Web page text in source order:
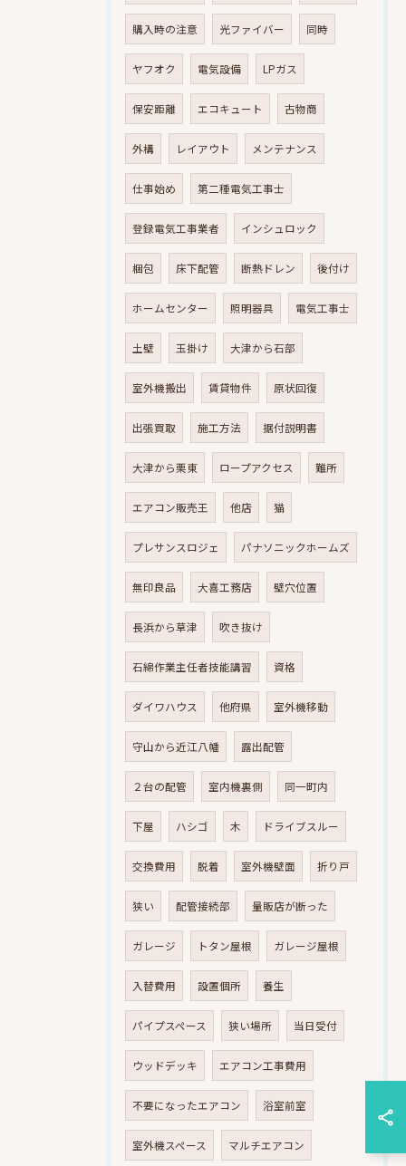
購入時の注意 光ファイバー 同時
ヤフオク 電気設備 LPガス
保安距離 エコキュート 古物商
外構 レイアウト メンテナンス
仕事始め 第二種電気工事士
登録電気工事業者 インシュロック
梱包 床下配管 断熱ドレン 後付け
ホームセンター 照明器具 電気工事士
土壁 玉掛け 大津から石部
室外機搬出 賃貸物件 原状回復
出張買取 施工方法 据付説明書
大津から栗東 ロープアクセス 難所
エアコン販売王 他店 猫
プレサンスロジェ パナソニックホームズ
無印良品 大喜工務店 壁穴位置
長浜から草津 吹き抜け
石綿作業主任者技能講習 資格
ダイワハウス 他府県 室外機移動
守山から近江八幡 露出配管
２台の配管 室内機裏側 同一町内
下屋 ハシゴ 木 ドライブスルー
交換費用 脱着 室外機壁面 折り戸
狭い 配管接続部 量販店が断った
ガレージ トタン屋根 ガレージ屋根
入替費用 設置個所 養生
パイプスペース 狭い場所 当日受付
ウッドデッキ エアコン工事費用
不要になったエアコン 浴室前室
室外機スペース マルチエアコン